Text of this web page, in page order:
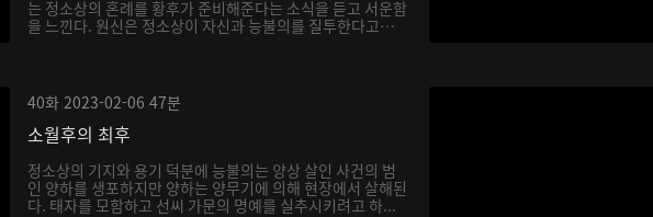
는 정소상의 혼례를 황후가 준비해준다는 소식을 듣고 서운함
을 느낀다. 원신은 정소상이 자신과 능불의를 질투한다고
40화 2023-02-06 47분
소월후의 최후
정소상의 기지와 용기 덕분에 능불의는 양상 살인 사건의 범
인 양하를 생포하지만 양하는 양무기에 의해 현장에서 살해된
다. 태자를 모함하고 선씨 가문의 명예를 실추시키려고 하...